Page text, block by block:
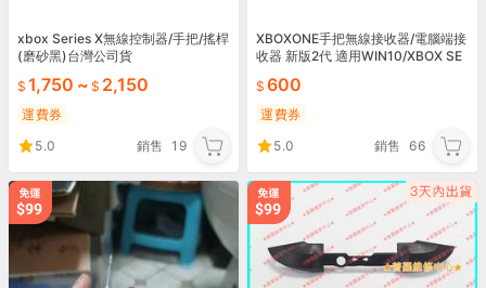
xbox Series X無線控制器/手把/搖桿
(磨砂黑)台灣公司貨
1,750 ~ 2,150
運費券
5.0
銷售 19
XBOXONE手把無線接收器/電腦端接
收器 新版2代 適用WIN10/XBOX SE
600
運費券
5.0
銷售 66